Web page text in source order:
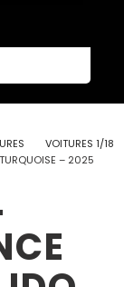
VOITURES 1/18
– 2025